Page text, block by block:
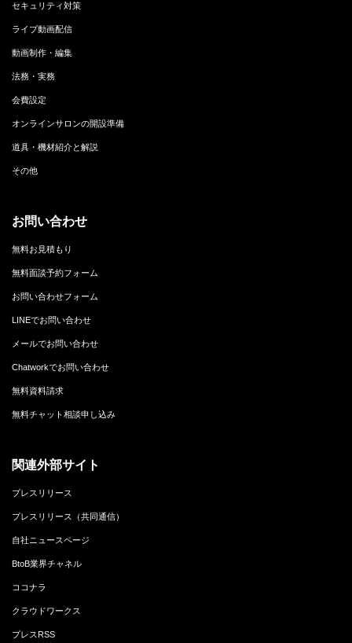
セキュリティ対策
ライブ動画配信
動画制作・編集
法務・実務
会費設定
オンラインサロンの開設準備
道具・機材紹介と解説
その他
お問い合わせ
無料お見積もり
無料面談予約フォーム
お問い合わせフォーム
LINEでお問い合わせ
メールでお問い合わせ
Chatworkでお問い合わせ
無料資料請求
無料チャット相談申し込み
関連外部サイト
プレスリリース
プレスリリース（共同通信）
自社ニュースページ
BtoB業界チャネル
ココナラ
クラウドワークス
プレスRSS